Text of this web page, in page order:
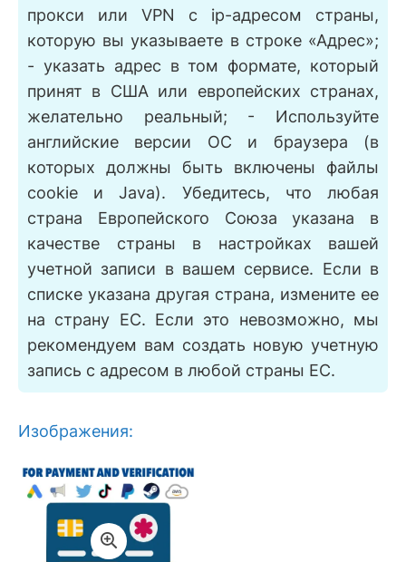
прокси или VPN с ip-адресом страны,
которую вы указываете в строке «Адрес»;
- указать адрес в том формате, который
принят в США или европейских странах,
желательно реальный; - Используйте
английские версии ОС и браузера (в
которых должны быть включены файлы
cookie и Java). Убедитесь, что любая
страна Европейского Союза указана в
качестве страны в настройках вашей
учетной записи в вашем сервисе. Если в
списке указана другая страна, измените ее
на страну ЕС. Если это невозможно, мы
рекомендуем вам создать новую учетную
запись с адресом в любой страны ЕС.
Изображения: